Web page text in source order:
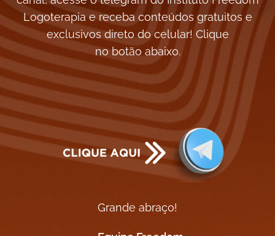
Logoterapia e receba conteúdos gratuitos e
exclusivos direto do celular! Clique
no botão abaixo.
Grande abraço!